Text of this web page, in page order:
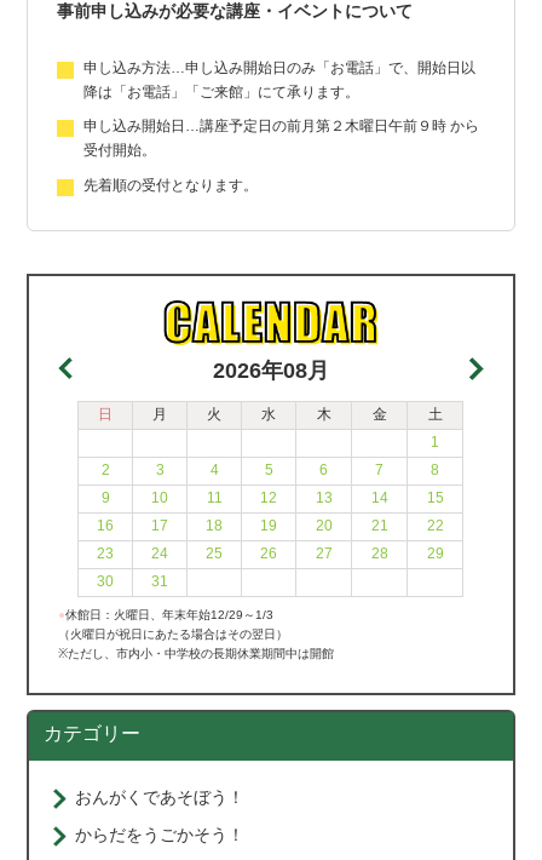
事前申し込みが必要な講座・イベントについて
申し込み方法…申し込み開始日のみ「お電話」で、開始日以
降は「お電話」「ご来館」にて承ります。
申し込み開始日…講座予定日の前月第２木曜日午前９時 から
受付開始。
先着順の受付となります。
2026年08月
日 月 火 水 木 金
土
1
2
3 4 5 6 7
8
9
10 11 12 13 14
15
16
17 18 19 20 21
22
23
24 25 26 27 28
29
30
31
●休館日：火曜日、年末年始12/29～1/3
（火曜日が祝日にあたる場合はその翌日）
※ただし、市内小・中学校の長期休業期間中は開館
カテゴリー
おんがくであそぼう！
からだをうごかそう！